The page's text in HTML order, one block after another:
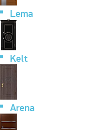
Lema
Kelt
Arena